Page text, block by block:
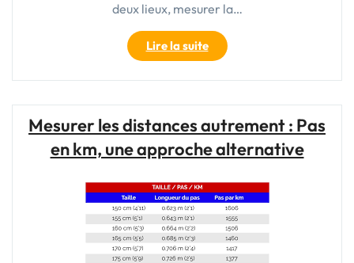
deux lieux, mesurer la…
Lire la suite"Le
kilomètre
et
:
des
de
mesure
essentielles
pour
évaluer
Mesurer les distances autrement : Pas
en km, une approche alternative